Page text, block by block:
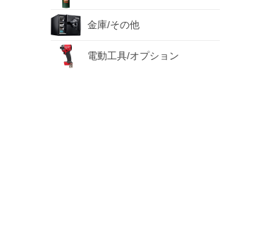
金庫/その他
電動工具/オプション